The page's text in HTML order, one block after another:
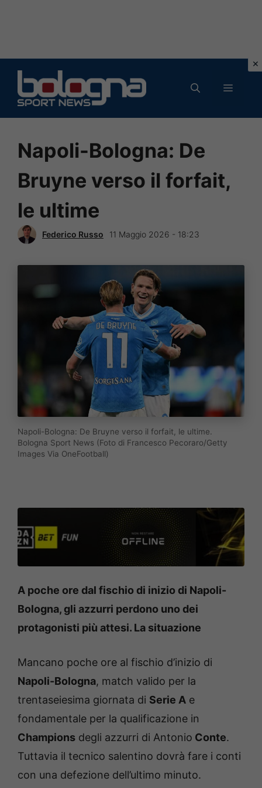
contenuto
MENU
Napoli-Bologna: De
Bruyne verso il forfait,
le ultime
Federico Russo 11 Maggio 2026 - 18:23
Napoli-Bologna: De Bruyne verso il forfait, le ultime.
Bologna Sport News (Foto di Francesco Pecoraro/Getty
Images Via OneFootball)
A poche ore dal fischio di inizio di Napoli-
Bologna, gli azzurri perdono uno dei
protagonisti più attesi. La situazione
Mancano poche ore al fischio d’inizio di
Napoli-Bologna, match valido per la
trentaseiesima giornata di Serie A e
fondamentale per la qualificazione in
Champions degli azzurri di Antonio Conte.
Tuttavia il tecnico salentino dovrà fare i conti
con una defezione dell’ultimo minuto.